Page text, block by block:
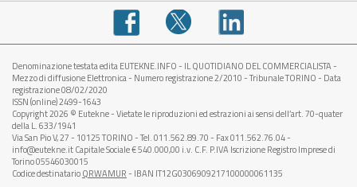
Denominazione testata edita EUTEKNE.INFO - IL QUOTIDIANO DEL COMMERCIALISTA -
Mezzo di diffusione Elettronica - Numero registrazione 2/2010 - Tribunale TORINO - Data
registrazione 08/02/2020
ISSN (online) 2499-1643
Copyright 2026 © Eutekne - Vietate le riproduzioni ed estrazioni ai sensi dell’art. 70-quater
della L. 633/1941
Via San Pio V, 27 - 10125 TORINO - Tel. 011.562.89.70 - Fax 011.562.76.04 -
info@eutekne.it Capitale Sociale € 540.000,00 i.v. C.F. P.IVA Iscrizione Registro Imprese di
Torino 05546030015
Codice destinatarioQRWAMUR- IBAN IT12G0306909217100000061135